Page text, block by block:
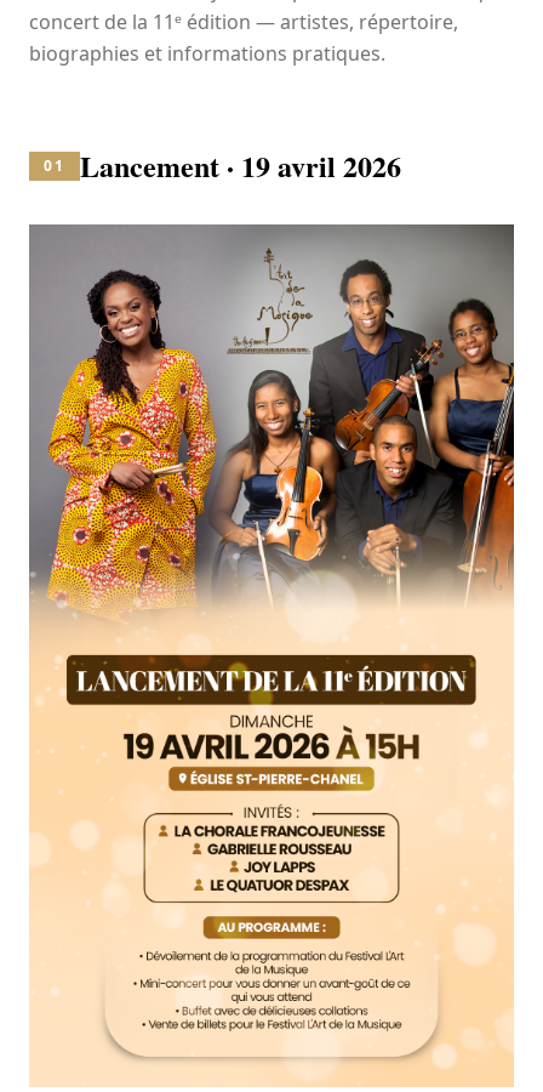
concert de la 11ᵉ édition — artistes, répertoire,
biographies et informations pratiques.
01 Lancement · 19 avril 2026